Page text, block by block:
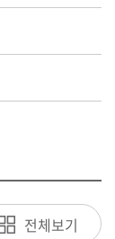
전체보기